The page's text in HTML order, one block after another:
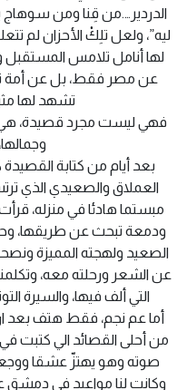
الدردير….من قِنا ومن سوهاج
ليه”، ولعل تلِكْ الأحزان لم
لها أنامل تلامس
عن مصر فقط، بل عن أمة
تشهد لها
فهي ليست مجرد قصيدة، هي
بعد أيام من كتابة
العملاق والصعيدي الذي
مبستما هادئا في منزله،
ودمعة تبحث عن طريقها،
الصعيد ولهجته المميزة
عن الشعر ورحلته معه،
التي ألف فيها، والسيرة
أما عم نجم، فقط هتف بعد
من أحلى القصائد الي كتبت في
صوته وهو يهتزّ عشقا
وكانت لنا مواعيد في دمشق